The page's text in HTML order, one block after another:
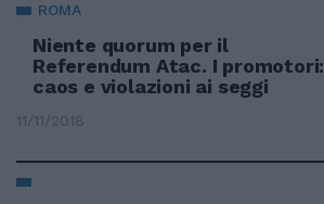
ROMA
Niente quorum per il
Referendum Atac. I promotori:
caos e violazioni ai seggi
11/11/2018